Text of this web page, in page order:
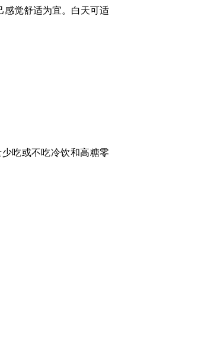
感觉舒适为宜。白天可适
吃或不吃冷饮和高糖零